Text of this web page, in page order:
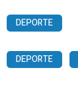
DEPORTE
DEPORTE